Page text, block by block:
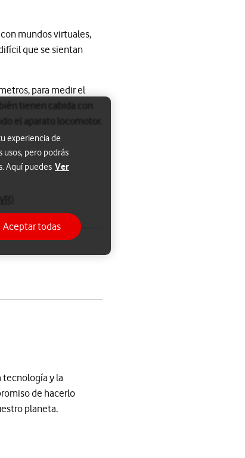
mundos virtuales,
que se sientan
para medir el
tienen cabida con
el aparato locomotor.
tecnología y la
de hacerlo
planeta.
experiencia de
usos, pero podrás
Aquí puedes Ver
Aceptar todas